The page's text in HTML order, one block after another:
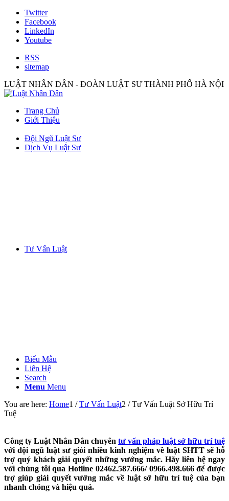
Twitter
Facebook
LinkedIn
Youtube
RSS
sitemap
LUẬT NHÂN DÂN - ĐOÀN LUẬT SƯ THÀNH PHỐ HÀ NỘI
Trang Chủ
Giới Thiệu
Đội Ngũ Luật Sư
Dịch Vụ Luật Sư
Tư Vấn Luật
Biểu Mẫu
Liên Hệ
Search
Menu Menu
You are here: Home1 / Tư Vấn Luật2 / Tư Vấn Luật Sở Hữu Trí
Tuệ
Công ty Luật Nhân Dân chuyên tư vấn pháp luật sở hữu trí tuệ
với đội ngũ luật sư giỏi nhiều kinh nghiệm về luật SHTT sẽ hỗ
trợ quý khách giải quyết những vướng mắc. Hãy liên hệ ngay
với chúng tôi qua Hotline 02462.587.666/ 0966.498.666 để được
trợ giúp giải quyết vướng mắc về luật sở hữu trí tuệ của bạn
nhanh chóng và hiệu quả.